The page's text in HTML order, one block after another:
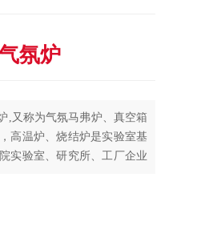
氛炉
,又称为气氛马弗炉、真空箱
高温炉、烧结炉是实验室基
实验室、研究所、工厂企业
构，水冷炉门设计，陶瓷纤